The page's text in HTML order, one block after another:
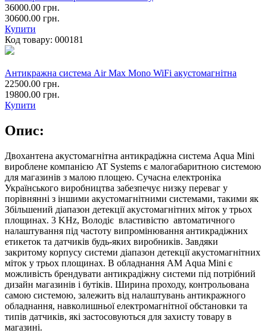
36000.00 грн.
30600.00 грн.
Купити
Код товару: 000181
Антикражна система Air Max Mono WiFi акустомагнітна
22500.00 грн.
19800.00 грн.
Купити
Опис:
Двохантена акустомагнітна антикрадіжна система Aqua Mini
вироблене компанією AT Systems є малогабаритною системою
для магазинів з малою площею. Сучасна електроніка
Українського виробництва забезпечує низку переваг у
порівнянні з іншими акустомагнітними системами, такими як
Збільшений діапазон детекції акустомагнітних міток у трьох
площинах. 3 KHz, Володіє властивістю автоматичного
налаштування під частоту випромінювання антикрадіжних
етикеток та датчиків будь-яких виробників. Завдяки
закритому корпусу системи діапазон детекції акустомагнітних
міток у трьох площинах. В обладнання АМ Aqua Mini є
можливість брендувати антикрадіжну системи під потрібний
дизайн магазинів і бутіків. Ширина проходу, контрольована
самою системою, залежить від налаштувань антикражного
обладнання, навколишньої електромагнітної обстановки та
типів датчиків, які застосовуються для захисту товару в
магазині.